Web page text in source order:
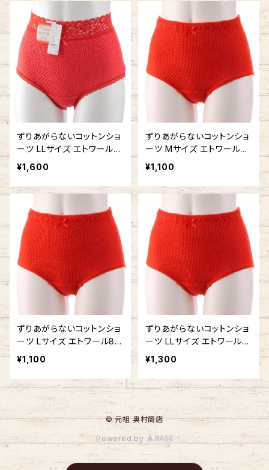
ずりあがらないコットンショ
ーツ LLサイズ エトワール8
41 赤 ウエストレース フル
バック 赤パン 鹿の子編み
赤い下着
¥1,600
ずりあがらないコットンショ
ーツ Mサイズ エトワール84
1 赤 ベーシック 赤パン 鹿
の子編み 赤い下着
¥1,100
ずりあがらないコットンショ
ーツ Lサイズ エトワール84
1 赤 ベーシック フルバック
赤パン 鹿の子編み 赤い下
着
¥1,100
ずりあがらないコットンショ
ーツ LLサイズ エトワール8
41 赤 ベーシック フルバッ
ク 赤パン 鹿の子編み 赤い
下着
¥1,300
© 元祖 奥村商店
Powered by